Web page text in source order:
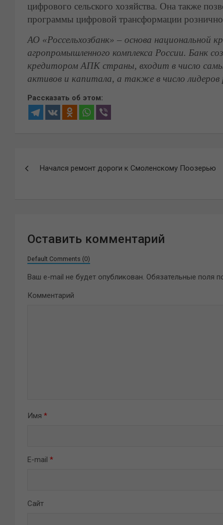
цифрового сельского хозяйства. Она также
программы цифровой трансформации
АО «Россельхозбанк» – основа национальной
агропромышленного комплекса России. Банк
кредитором АПК страны, входит в число
активов и капитала, а также в число
Рассказать об этом:
Начался ремонт дороги к Смоленскому Поозерью
Оставить комментарий
Default Comments (0)
Ваш e-mail не будет опубликован. Обязательные поля
Комментарий
Имя *
E-mail *
Сайт